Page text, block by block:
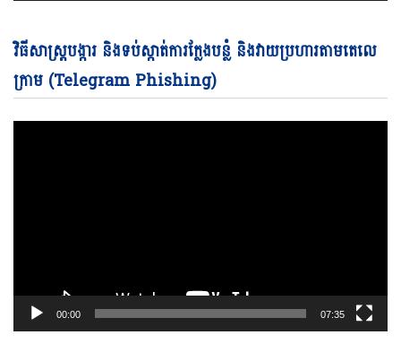
វិធីសាស្ត្របង្ការ និងទប់ស្កាត់ការក្លែងបន្លំ និងវាយប្រហារតាមតេលេ
ក្រាម (Telegram Phishing)
00:00 07:35